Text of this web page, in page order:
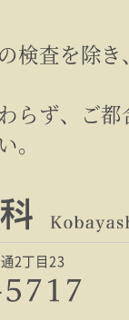
検査を除
らず、ご
。
2丁目23